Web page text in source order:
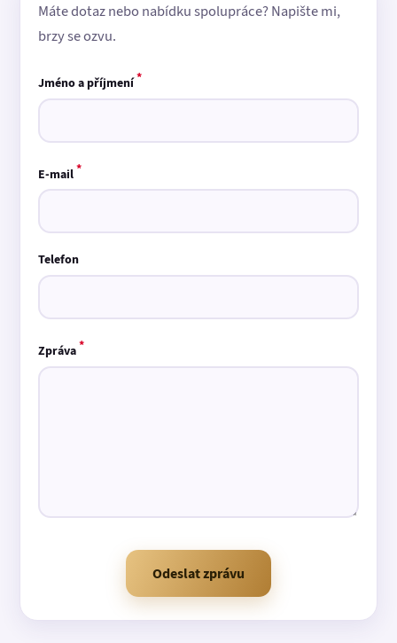
Máte dotaz nebo nabídku spolupráce? Napište mi,
brzy se ozvu.
Jméno a příjmení*
E-mail*
Telefon
Zpráva*
Odeslat zprávu